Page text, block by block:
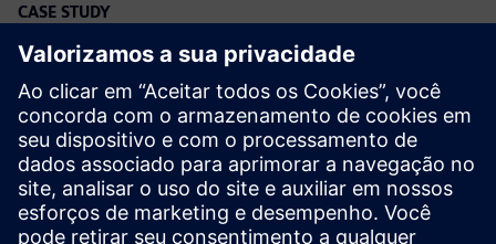
CASE STUDY
NX certification improves design
proficiency at ASML
Empresa: ASML
Setor: Electronics, Semiconductor devices
Localização: Veldhoven , Netherlands
Softwares da Siemens: NX, Simcenter 3D Solutions,